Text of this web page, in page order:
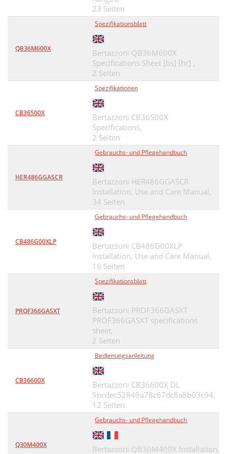
23 Seiten
QB36M600X
Spezifikationsblatt
Bertazzoni QB36M600X
Specifications Sheet [bs] [hr] ,
2 Seiten
CB36500X
Spezifikationen
Bertazzoni CB36500X
Specifications,
2 Seiten
HER486GGASCR
Gebrauchs- und Pflegehandbuch
Bertazzoni HER486GGASCR
Installation, Use and Care Manual,
34 Seiten
CB486G00XLP
Gebrauchs- und Pflegehandbuch
Bertazzoni CB486G00XLP
Installation, Use and Care Manual,
16 Seiten
PROF366GASXT
Spezifikationsblatt
Bertazzoni PROF366GASXT
PROF366GASXT specifications
sheet,
2 Seiten
CB36600X
Bedienungsanleitung
Bertazzoni CB36600X DL
9bcdec52849a78c67dc6a8b03c94,
12 Seiten
Q30M400X
Gebrauchs- und Pflegehandbuch
Bertazzoni QB30M400X Installation,